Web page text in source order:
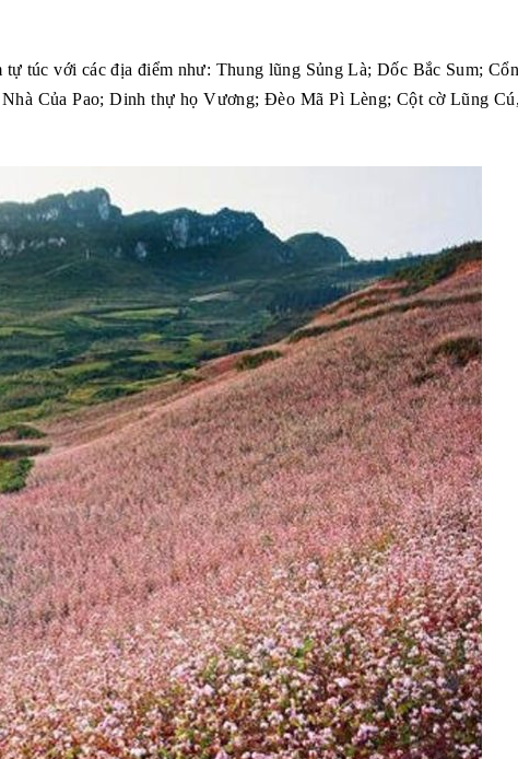
túc với các địa điểm như: Thung lũng Sủng Là; Dốc Bắc Sum;
Của Pao; Dinh thự họ Vương; Đèo Mã Pì Lèng; Cột cờ Lũng